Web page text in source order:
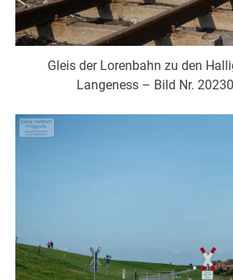
Gleis der Lorenbahn zu den
Langeness – Bild Nr.